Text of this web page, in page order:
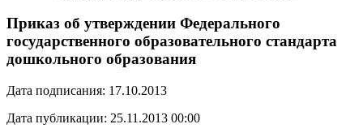
Приказ об утверждении Федерального
государственного образовательного стандарта
дошкольного образования
Дата подписания: 17.10.2013
Дата публикации: 25.11.2013 00:00